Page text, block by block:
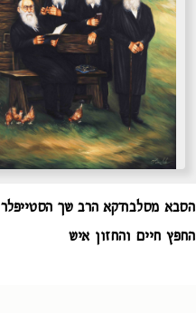
הסבא מסלבודקא הרב שך הסטייפלר
החפץ חיים והחזון איש